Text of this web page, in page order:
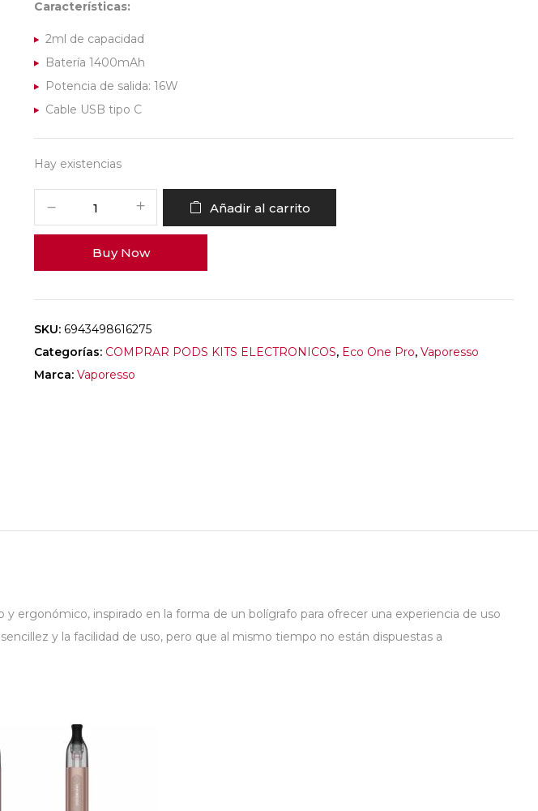
Características:
2ml de capacidad
Batería 1400mAh
Potencia de salida: 16W
Cable USB tipo C
Hay existencias
Añadir al carrito
Buy Now
SKU: 6943498616275
Categorías: COMPRAR PODS KITS ELECTRONICOS, Eco One Pro, Vaporesso
Marca: Vaporesso
ergonómico, inspirado en la forma de un bolígrafo para ofrecer una experiencia de uso
y la facilidad de uso, pero que al mismo tiempo no están dispuestas a